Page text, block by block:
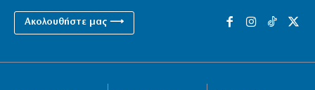
Ακολουθήστε μας ⟶